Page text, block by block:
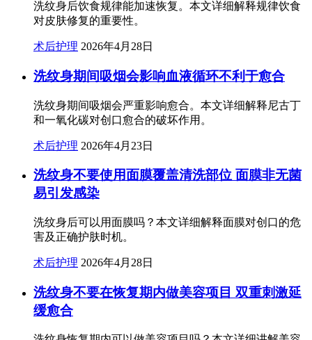
洗纹身后饮食规律能加速恢复。本文详细解释规律饮食
对皮肤修复的重要性。
术后护理 2026年4月28日
洗纹身期间吸烟会影响血液循环不利于愈合
洗纹身期间吸烟会严重影响愈合。本文详细解释尼古丁
和一氧化碳对创口愈合的破坏作用。
术后护理 2026年4月23日
洗纹身不要使用面膜覆盖清洗部位 面膜非无菌
易引发感染
洗纹身后可以用面膜吗？本文详细解释面膜对创口的危
害及正确护肤时机。
术后护理 2026年4月28日
洗纹身不要在恢复期内做美容项目 双重刺激延
缓愈合